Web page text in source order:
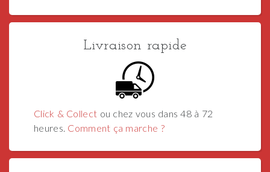
Livraison rapide
Click & Collect ou chez vous dans 48 à 72
heures. Comment ça marche ?